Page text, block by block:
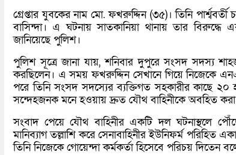
গ্রেপ্তার যুবকের নাম মো. ফখরুদ্দিন (৩৫)। তিনি
বাসিন্দা। এ ঘটনায় সাতকানিয়া থানায় তার বিরুদ্ধে
জানিয়েছে পুলিশ।
পুলিশ সূত্রে জানা যায়, শনিবার দুপুরে সংসদ সদস্য
করছিলেন। এ সময় ফখরুদ্দিন সেখানে গিয়ে নিজেকে
পরে তিনি সংসদ সদস্যের ব্যক্তিগত সহকারীর কাছে ২০
সন্দেহজনক মনে হওয়ায় দ্রুত যৌথ বাহিনীকে অবহিত
সংবাদ পেয়ে যৌথ বাহিনীর একটি দল ঘটনাস্থলে
মানিব্যাগ তল্লাশি করে সেনাবাহিনীর ইউনিফর্ম পরিহিত
তিনি নিজেকে গোয়েন্দা কর্মকর্তা হিসেবে পরিচয় দিতেন